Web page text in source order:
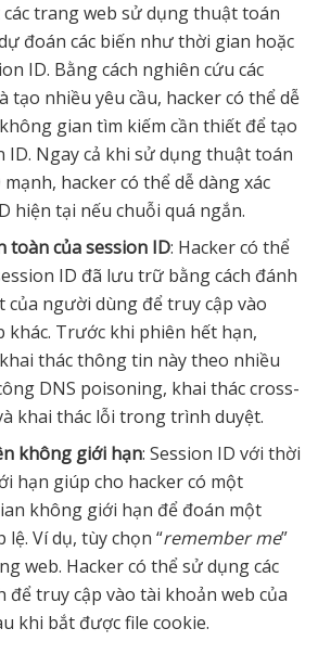
các trang web sử dụng thuật toán
đoán các biến như thời gian hoặc
ID. Bằng cách nghiên cứu các
tạo nhiều yêu cầu, hacker có thể dễ
gian tìm kiếm cần thiết để tạo
ID. Ngay cả khi sử dụng thuật toán
hacker có thể dễ dàng xác
hiện tại nếu chuỗi quá ngắn.
toàn của session ID: Hacker có thể
ID đã lưu trữ bằng cách đánh
của người dùng để truy cập vào
khác. Trước khi phiên hết hạn,
thác thông tin này theo nhiều
DNS poisoning, khai thác cross-
khai thác lỗi trong trình duyệt.
không giới hạn: Session ID với thời
hạn giúp cho hacker có một
không giới hạn để đoán một
lệ. Ví dụ, tùy chọn “remember me”
web. Hacker có thể sử dụng các
để truy cập vào tài khoản web của
khi bắt được file cookie.